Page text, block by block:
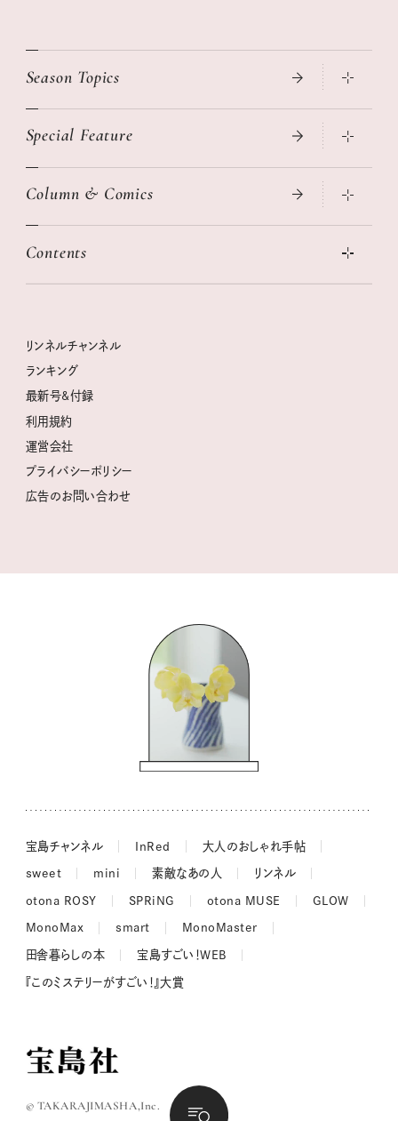
Season Topics
真夏のひんやりグッズ 2026
ニトリ・イケア・無印良品で賢くおしゃれなインテリア
絶品、お餅レシピ大集合！
クラフトビール案内
母の日に贈りたい、お花モチーフのアイテム
Special Feature
2026年春夏 トレンドファッションニュース
女子旅おすすめスポット 暮らすように心地いいリンネル旅ガイ
リンネル 暮らしの道具大賞
ナチュラルメイクレッスン
喜ばれる贈り物手帖
猫と一緒に心地いい暮らし
Column & Comics
ぐれいさん
空想喫茶トラノコクさんのあの店この店、喫茶訪問日記
圷みほさんのゆるっと週末キャンプ通信
豆柴・まもるくんの旅日記
柳沢小実さんのお散歩するようなゆるり旅
valoさんのかわいいもの探し
コウケンテツのヒトワザ巡り
ノーラのフィンランド旅気分
吉田羊さんの着物と12のアソビゴコロ
長谷川あかりさんの今週もお疲れ様つまみ
Contents
リンネル暮らし部
リンネルチャンネル
おぱんつ君のわくわく楽しい一週間占い
毎日が心地よくなるリンネルタロット
リンネルチャンネル
ランキング
最新号&付録
利用規約
運営会社
プライバシーポリシー
広告のお問い合わせ
宝島チャンネル InRed 大人のおしゃれ手帖
sweet mini 素敵なあの人 リンネル
otona ROSY SPRiNG otona MUSE GLOW
MonoMax smart MonoMaster
田舎暮らしの本 宝島すごい！WEB
『このミステリーがすごい！』大賞
© TAKARAJIMASHA,Inc.